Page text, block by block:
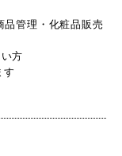
品管理・化粧品販売
方
す